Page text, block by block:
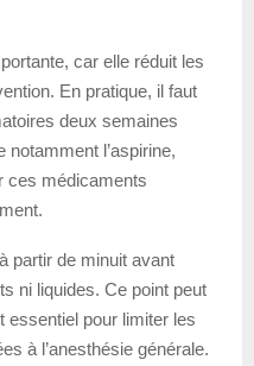
car elle réduit les
En pratique, il faut
deux semaines
notamment l’aspirine,
ces médicaments
partir de minuit avant
ni liquides. Ce point peut
essentiel pour limiter les
à l’anesthésie générale.